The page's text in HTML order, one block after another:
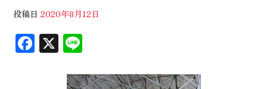
投稿日 2020年8月12日
F
ac
X
e